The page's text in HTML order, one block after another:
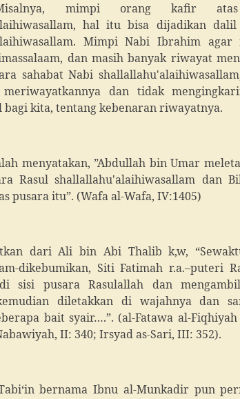
mimpi orang kafir
hal itu bisa dijadikan
Mimpi Nabi Ibrahim agar
dan masih banyak riwayat
sahabat Nabi
dan tidak
kita, tentang kebenaran riwayatnya.
menyatakan, ”Abdullah bin Umar
Rasul shallallahu'alaihiwasallam dan
pusara itu”. (Wafa al-Wafa, IV:1405)
dari Ali bin Abi Thalib k,w,
dikebumikan, Siti Fatimah r.a.–puteri
sisi pusara Rasulallah dan
diletakkan di wajahnya dan
bait syair….”. (al-Fatawa al-
II: 340; Irsyad as-Sari, III: 352).
bernama Ibnu al-Munkadir pun